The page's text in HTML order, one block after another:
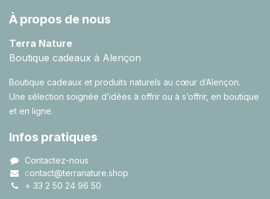
À propos de nous
Terra Nature
Boutique cadeaux à Alençon
Boutique cadeaux et produits naturels au cœur d’Alençon.
Une sélection soignée d’idées à offrir ou à s’offrir, en boutique
et en ligne.
Infos pratiques
Contactez-nous
contact@terranature.shop
+ 33 2 50 24 96 50